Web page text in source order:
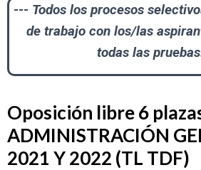
--- Todos los procesos
de trabajo con los/las
todas las
Oposición libre 6
ADMINISTRACIÓN
2021 Y 2022 (TL TDF)